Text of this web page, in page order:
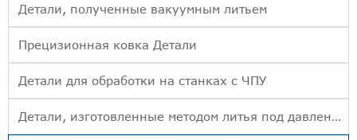
Детали, полученные вакуумным литьем
Прецизионная ковка Детали
Детали для обработки на станках с ЧПУ
Детали, изготовленные методом литья под давлением